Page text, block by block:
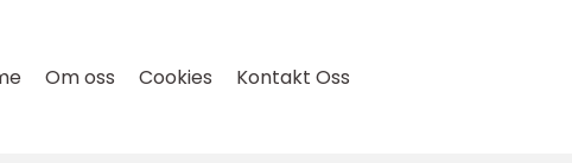
Om oss Cookies Kontakt Oss